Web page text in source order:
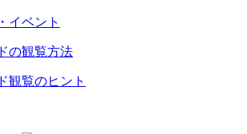
イベント
の観覧方法
観覧のヒント